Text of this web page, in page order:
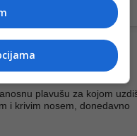
dodjele prestižnih
se pohvalila i na svom
plavušu za kojom
i krivim nosem, donedavno